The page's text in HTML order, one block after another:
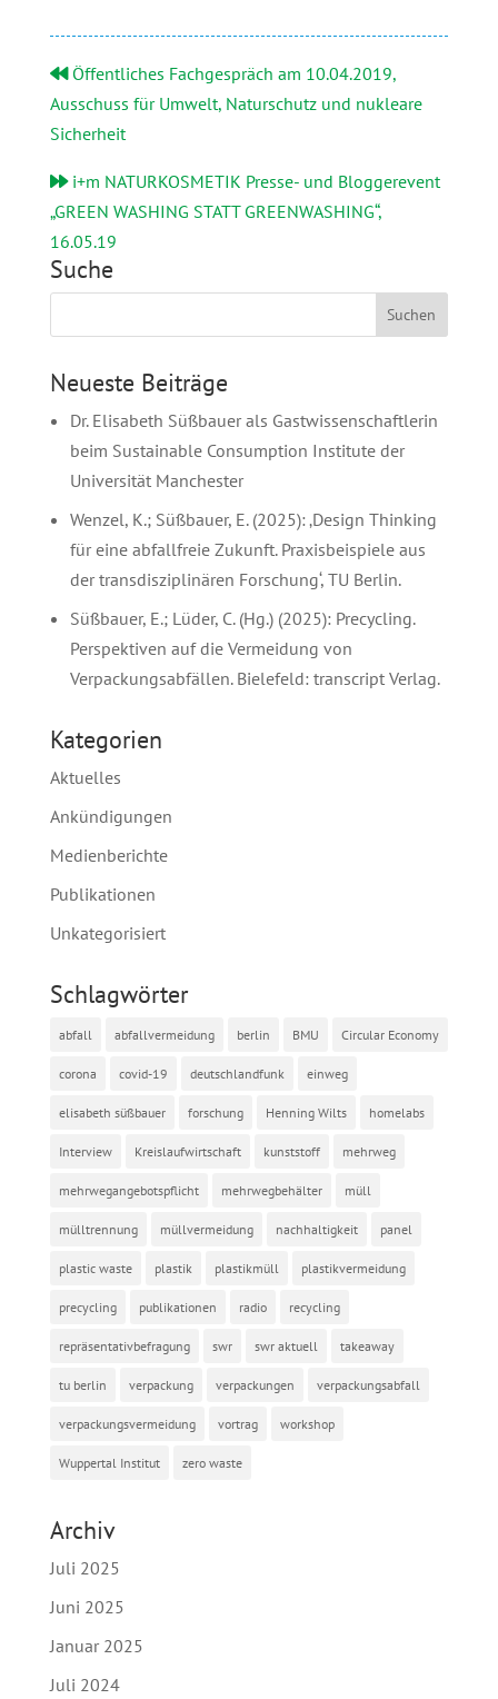
Öffentliches Fachgespräch am 10.04.2019,
Ausschuss für Umwelt, Naturschutz und nukleare
Sicherheit
i+m NATURKOSMETIK Presse- und Bloggerevent
„GREEN WASHING STATT GREENWASHING“,
16.05.19
Suche
Neueste Beiträge
Dr. Elisabeth Süßbauer als Gastwissenschaftlerin
beim Sustainable Consumption Institute der
Universität Manchester
Wenzel, K.; Süßbauer, E. (2025): ‚Design Thinking
für eine abfallfreie Zukunft. Praxisbeispiele aus
der transdisziplinären Forschung‘, TU Berlin.
Süßbauer, E.; Lüder, C. (Hg.) (2025): Precycling.
Perspektiven auf die Vermeidung von
Verpackungsabfällen. Bielefeld: transcript Verlag.
Kategorien
Aktuelles
Ankündigungen
Medienberichte
Publikationen
Unkategorisiert
Schlagwörter
abfall abfallvermeidung berlin BMU Circular Economy
corona covid-19 deutschlandfunk einweg
elisabeth süßbauer forschung Henning Wilts homelabs
Interview Kreislaufwirtschaft kunststoff mehrweg
mehrwegangebotspflicht mehrwegbehälter müll
mülltrennung müllvermeidung nachhaltigkeit panel
plastic waste plastik plastikmüll plastikvermeidung
precycling publikationen radio recycling
repräsentativbefragung swr swr aktuell takeaway
tu berlin verpackung verpackungen verpackungsabfall
verpackungsvermeidung vortrag workshop
Wuppertal Institut zero waste
Archiv
Juli 2025
Juni 2025
Januar 2025
Juli 2024